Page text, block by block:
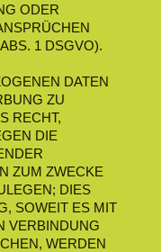
ODER
1 DSGVO).
DATEN
ZU
RECHT,
DIE
ZUM ZWECKE
DIES
SOWEIT ES MIT
VERBINDUNG
WERDEN